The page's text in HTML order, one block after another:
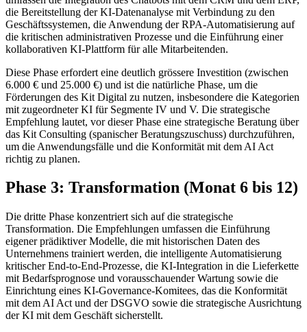
die Bereitstellung der KI-Datenanalyse mit Verbindung zu den
Geschäftssystemen, die Anwendung der RPA-Automatisierung auf
die kritischen administrativen Prozesse und die Einführung einer
kollaborativen KI-Plattform für alle Mitarbeitenden.
Diese Phase erfordert eine deutlich grössere Investition (zwischen
6.000 € und 25.000 €) und ist die natürliche Phase, um die
Förderungen des Kit Digital zu nutzen, insbesondere die Kategorien
mit zugeordneter KI für Segmente IV und V. Die strategische
Empfehlung lautet, vor dieser Phase eine strategische Beratung über
das Kit Consulting (spanischer Beratungszuschuss) durchzuführen,
um die Anwendungsfälle und die Konformität mit dem AI Act
richtig zu planen.
Phase 3: Transformation (Monat 6 bis 12)
Die dritte Phase konzentriert sich auf die strategische
Transformation. Die Empfehlungen umfassen die Einführung
eigener prädiktiver Modelle, die mit historischen Daten des
Unternehmens trainiert werden, die intelligente Automatisierung
kritischer End-to-End-Prozesse, die KI-Integration in die Lieferkette
mit Bedarfsprognose und vorausschauender Wartung sowie die
Einrichtung eines KI-Governance-Komitees, das die Konformität
mit dem AI Act und der DSGVO sowie die strategische Ausrichtung
der KI mit dem Geschäft sicherstellt.